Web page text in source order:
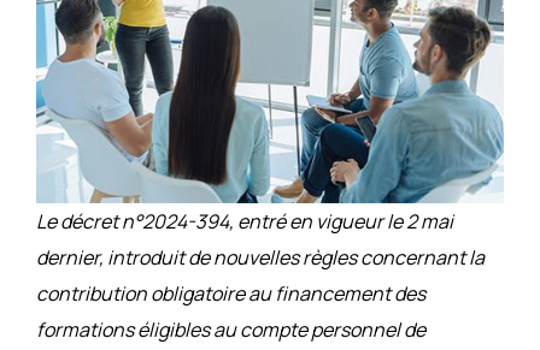
Le décret n°2024-394, entré en vigueur le 2 mai
dernier, introduit de nouvelles règles concernant la
contribution obligatoire au financement des
formations éligibles au compte personnel de